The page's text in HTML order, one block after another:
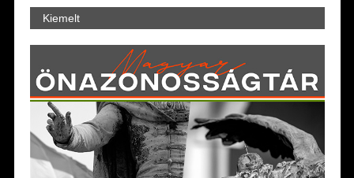
Kiemelt